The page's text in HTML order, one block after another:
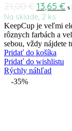
13,65 € s
Na sklade, 2 ks
KeepCup je veľmi
rôznych farbách a
sebou, vždy nájdete
Pridať do košíka
Pridať do wishlistu
Rýchly náhľad
-35%